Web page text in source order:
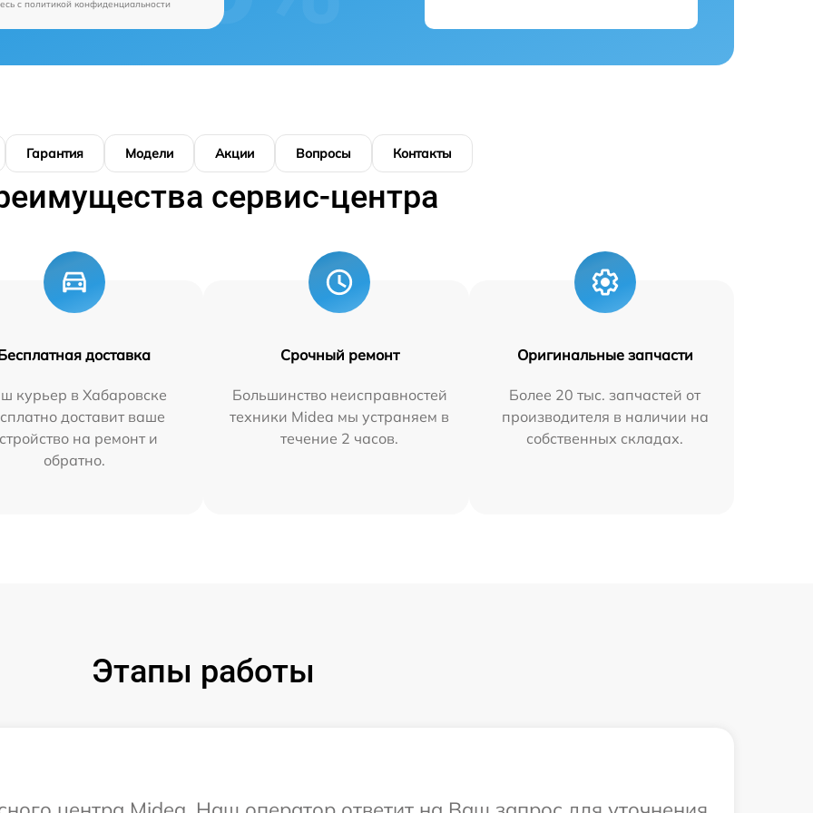
c политикой конфиденциальности
Гарантия Модели Акции Вопросы Контакты
сервис-центра
доставка
курьер в Хабаровске
доставит ваше
на ремонт и
обратно.
Срочный ремонт
Большинство неисправностей
техники Midea мы устраняем в
течение 2 часов.
Оригинальные запчасти
Более 20 тыс. запчастей от
производителя в наличии на
собственных складах.
Этапы работы